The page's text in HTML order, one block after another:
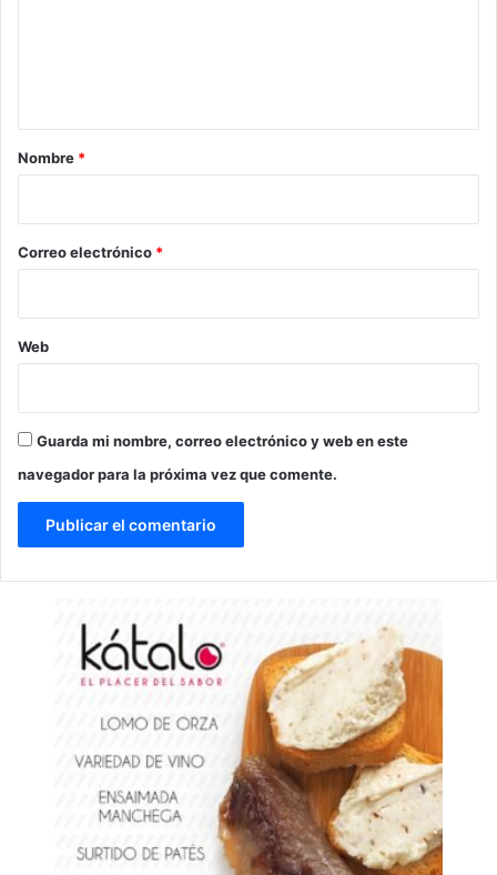
r
*
Nombre *
Correo electrónico *
Web
Guarda mi nombre, correo electrónico y web en este
navegador para la próxima vez que comente.